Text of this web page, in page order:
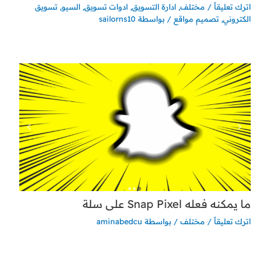
اترك تعليقاً / مختلف, ادارة التسويق, ادوات تسويق, السيو, تسويق
الكتروني, تصميم مواقع / بواسطة sailorns10
ما يمكنه فعله Snap Pixel على سلة
اترك تعليقاً / مختلف/ بواسطة aminabedcu